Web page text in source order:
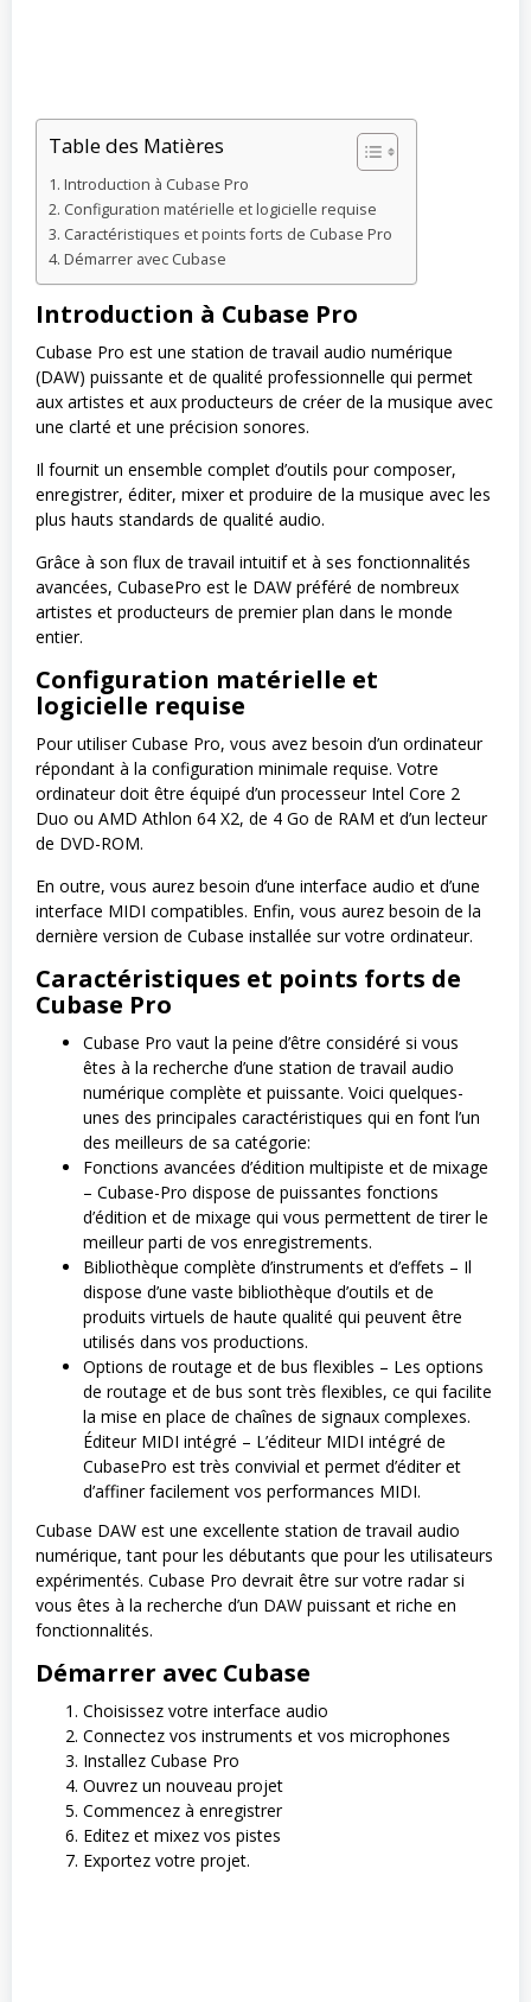
Table des Matières
Introduction à Cubase Pro
Configuration matérielle et logicielle requise
Caractéristiques et points forts de Cubase Pro
Démarrer avec Cubase
Introduction à Cubase Pro
Cubase Pro est une station de travail audio numérique
(DAW) puissante et de qualité professionnelle qui permet
aux artistes et aux producteurs de créer de la musique avec
une clarté et une précision sonores.
Il fournit un ensemble complet d’outils pour composer,
enregistrer, éditer, mixer et produire de la musique avec les
plus hauts standards de qualité audio.
Grâce à son flux de travail intuitif et à ses fonctionnalités
avancées, CubasePro est le DAW préféré de nombreux
artistes et producteurs de premier plan dans le monde
entier.
Configuration matérielle et
logicielle requise
Pour utiliser Cubase Pro, vous avez besoin d’un ordinateur
répondant à la configuration minimale requise. Votre
ordinateur doit être équipé d’un processeur Intel Core 2
Duo ou AMD Athlon 64 X2, de 4 Go de RAM et d’un lecteur
de DVD-ROM.
En outre, vous aurez besoin d’une interface audio et d’une
interface MIDI compatibles. Enfin, vous aurez besoin de la
dernière version de Cubase installée sur votre ordinateur.
Caractéristiques et points forts de
Cubase Pro
Cubase Pro vaut la peine d’être considéré si vous
êtes à la recherche d’une station de travail audio
numérique complète et puissante. Voici quelques-
unes des principales caractéristiques qui en font l’un
des meilleurs de sa catégorie:
Fonctions avancées d’édition multipiste et de mixage
– Cubase-Pro dispose de puissantes fonctions
d’édition et de mixage qui vous permettent de tirer le
meilleur parti de vos enregistrements.
Bibliothèque complète d’instruments et d’effets – Il
dispose d’une vaste bibliothèque d’outils et de
produits virtuels de haute qualité qui peuvent être
utilisés dans vos productions.
Options de routage et de bus flexibles – Les options
de routage et de bus sont très flexibles, ce qui facilite
la mise en place de chaînes de signaux complexes.
Éditeur MIDI intégré – L’éditeur MIDI intégré de
CubasePro est très convivial et permet d’éditer et
d’affiner facilement vos performances MIDI.
Cubase DAW est une excellente station de travail audio
numérique, tant pour les débutants que pour les utilisateurs
expérimentés. Cubase Pro devrait être sur votre radar si
vous êtes à la recherche d’un DAW puissant et riche en
fonctionnalités.
Démarrer avec Cubase
Choisissez votre interface audio
Connectez vos instruments et vos microphones
Installez Cubase Pro
Ouvrez un nouveau projet
Commencez à enregistrer
Editez et mixez vos pistes
Exportez votre projet.